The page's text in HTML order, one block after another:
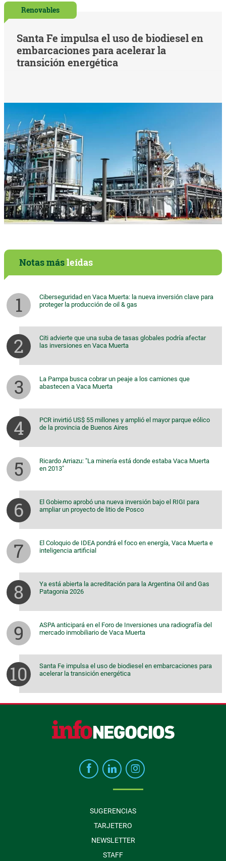
Renovables
Santa Fe impulsa el uso de biodiesel en
embarcaciones para acelerar la
transición energética
Notas másleídas
Ciberseguridad en Vaca Muerta: la nueva inversión clave para
proteger la producción de oil & gas
Citi advierte que una suba de tasas globales podría afectar
las inversiones en Vaca Muerta
La Pampa busca cobrar un peaje a los camiones que
abastecen a Vaca Muerta
PCR invirtió US$ 55 millones y amplió el mayor parque eólico
de la provincia de Buenos Aires
Ricardo Arriazu: "La minería está donde estaba Vaca Muerta
en 2013"
El Gobierno aprobó una nueva inversión bajo el RIGI para
ampliar un proyecto de litio de Posco
El Coloquio de IDEA pondrá el foco en energía, Vaca Muerta e
inteligencia artificial
Ya está abierta la acreditación para la Argentina Oil and Gas
Patagonia 2026
ASPA anticipará en el Foro de Inversiones una radiografía del
mercado inmobiliario de Vaca Muerta
Santa Fe impulsa el uso de biodiesel en embarcaciones para
acelerar la transición energética
SUGERENCIAS
TARJETERO
NEWSLETTER
STAFF